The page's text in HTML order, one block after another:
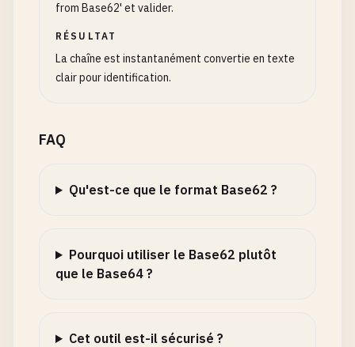
from Base62' et valider.
RÉSULTAT
La chaîne est instantanément convertie en texte
clair pour identification.
FAQ
Qu'est-ce que le format Base62 ?
Pourquoi utiliser le Base62 plutôt
que le Base64 ?
Cet outil est-il sécurisé ?